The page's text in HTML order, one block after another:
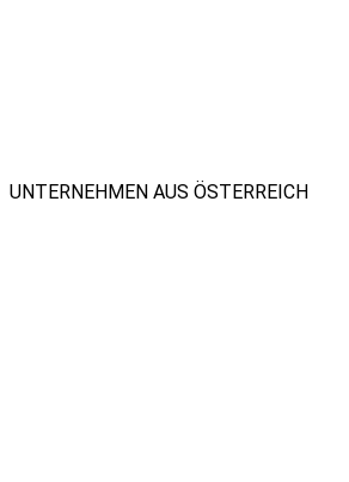
UNTERNEHMEN AUS ÖSTERREICH